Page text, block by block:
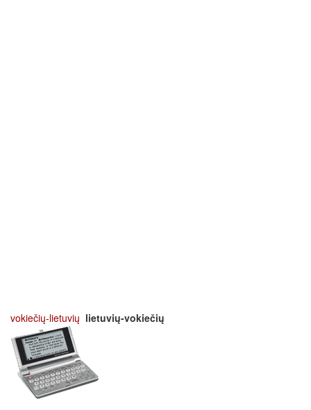
vokiečių-lietuvių lietuvių-vokiečių